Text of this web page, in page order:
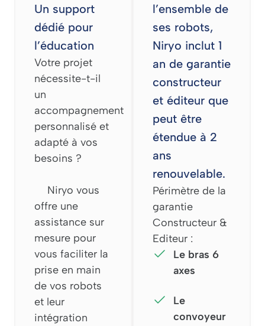
Un support
dédié pour
l’éducation
Votre projet
nécessite-t-il
un
accompagnement
personnalisé et
adapté à vos
besoins ?
Niryo vous
offre une
assistance sur
mesure pour
vous faciliter la
prise en main
de vos robots
et leur
intégration
l’ensemble de
ses robots,
Niryo inclut 1
an de garantie
constructeur
et éditeur que
peut être
étendue à 2
ans
renouvelable.
Périmètre de la
garantie
Constructeur &
Editeur :
Le bras 6
axes
Le
convoyeur